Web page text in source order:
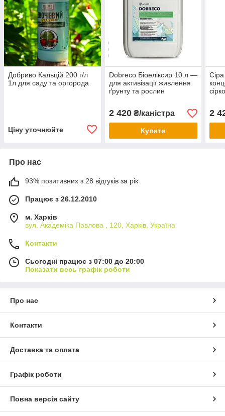
Добриво Кальцій 200 г/л
1л для саду та оргорода
Ціну уточнюйте
Dobreco Біоеліксир 10 л —
для активізації живлення
ґрунту та рослин
2 420₴/каністра
Купити
2
Про нас
93% позитивних з 28 відгуків за рік
Працює з 26.12.2010
м. Харків
вул. Академіка Павлова , 120, Харків, Україна
Контакти
Сьогодні працює з 07:00 до 20:00
Показати весь графік роботи
Про нас
Контакти
Доставка та оплата
Графік роботи
Повна версія сайту